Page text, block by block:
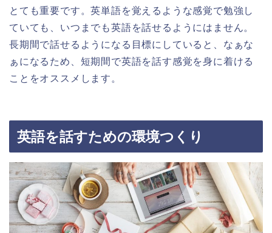
とても重要です。英単語を覚えるような感覚で勉強し
ていても、いつまでも英語を話せるようにはません。
長期間で話せるようになる目標にしていると、なぁな
ぁになるため、短期間で英語を話す感覚を身に着ける
ことをオススメします。
英語を話すための環境つくり